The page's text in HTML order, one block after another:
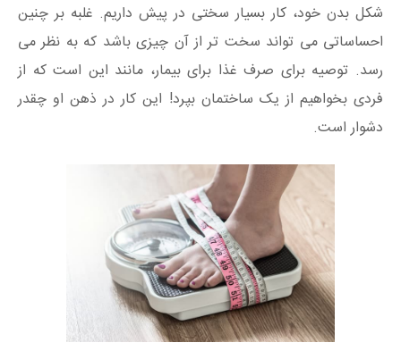
شکل بدن خود، کار بسیار سختی در پیش داریم. غلبه بر چنین
احساساتی می تواند سخت تر از آن چیزی باشد که به نظر می
رسد. توصیه برای صرف غذا برای بیمار، مانند این است که از
فردی بخواهیم از یک ساختمان بپرد! این کار در ذهن او چقدر
دشوار است.